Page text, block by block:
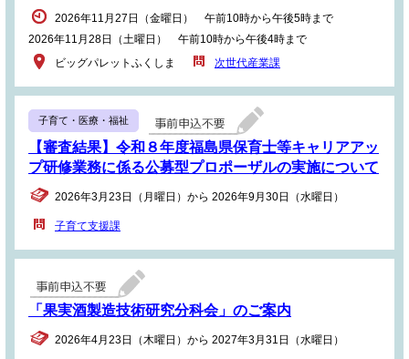
2026年11月27日（金曜日） 午前10時から午後5時まで
2026年11月28日（土曜日） 午前10時から午後4時まで
ビッグパレットふくしま
次世代産業課
子育て・医療・福祉
【審査結果】令和８年度福島県保育士等キャリアアッ
プ研修業務に係る公募型プロポーザルの実施について
2026年3月23日（月曜日）から 2026年9月30日（水曜日）
子育て支援課
「果実酒製造技術研究分科会」のご案内
2026年4月23日（木曜日）から 2027年3月31日（水曜日）